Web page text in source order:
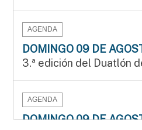
AGENDA
DOMINGO 09 DE
3.ª edición del Duatlón
AGENDA
DOMINGO 09 DE